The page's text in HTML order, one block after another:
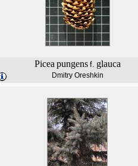
Picea pungens f. glauca
Dmitry Oreshkin